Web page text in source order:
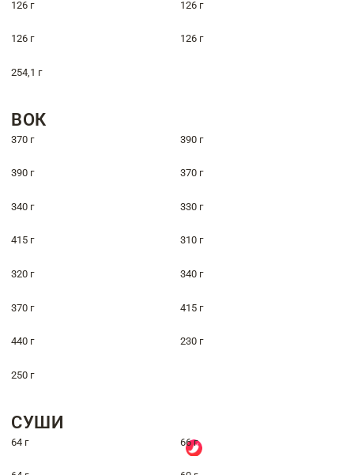
126 г 126 г
126 г 126 г
254,1 г
ВОК
370 г 390 г
390 г 370 г
340 г 330 г
415 г 310 г
320 г 340 г
370 г 415 г
440 г 230 г
250 г
СУШИ
64 г 66 г